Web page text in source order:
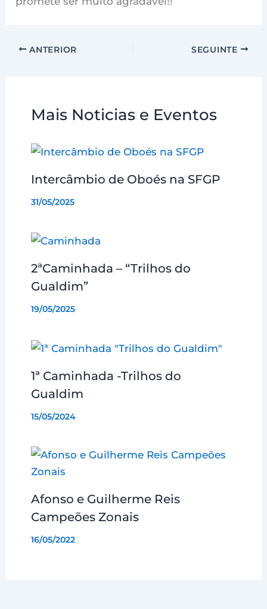
ANTERIOR SEGUINTE
Mais Noticias e Eventos
Intercâmbio de Oboés na SFGP
31/05/2025
2ªCaminhada – “Trilhos do
Gualdim”
19/05/2025
1ª Caminhada -Trilhos do
Gualdim
15/05/2024
Afonso e Guilherme Reis
Campeões Zonais
16/05/2022